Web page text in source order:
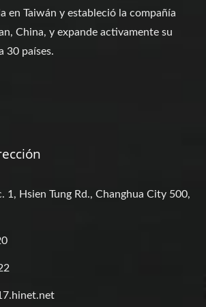
en Taiwán y estableció la compañía
China, y expande activamente su
30 países.
1, Hsien Tung Rd., Changhua City 500,